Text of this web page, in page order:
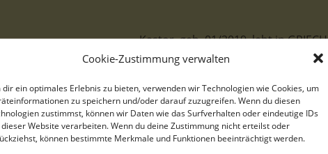
Cookie-Zustimmung verwalten
dir ein optimales Erlebnis zu bieten, verwenden wir Technologien wie Cookies, um
zu speichern und/oder darauf zuzugreifen. Wenn du diesen
zustimmst, können wir Daten wie das Surfverhalten oder eindeutige IDs
Website verarbeiten. Wenn du deine Zustimmung nicht erteilst oder
können bestimmte Merkmale und Funktionen beeinträchtigt werden.
Kastor, geb. 01/2019, lebt in
Der Rüde Kastor kam bereits als
Bia, in das örtliche Tierheim von
lang auf ein liebevolles Für-immer-